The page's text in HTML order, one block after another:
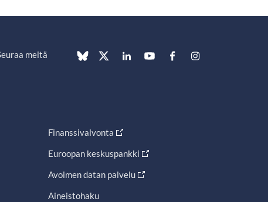
meitä
Finanssivalvonta
Euroopan keskuspankki
Avoimen datan palvelu
Aineistohaku